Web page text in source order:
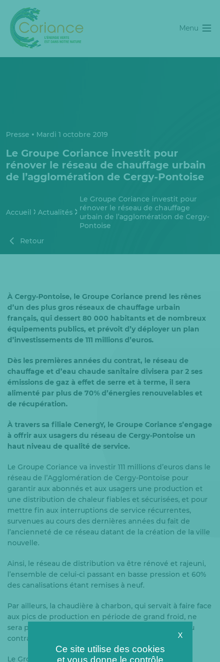
Menu
Presse Mardi 1 octobre 2019
Le Groupe Coriance investit pour
rénover le réseau de chauffage urbain
de l’agglomération de Cergy-Pontoise
Accueil Actualités
Le Groupe Coriance investit pour
rénover le réseau de chauffage
urbain de l’agglomération de Cergy-
Pontoise
Retour
À Cergy-Pontoise, le Groupe Coriance prend les rênes
d’un des plus gros réseaux de chauffage urbain
français, qui dessert 80 000 habitants et de nombreux
équipements publics, et prévoit d’y déployer un plan
d’investissements de 111 millions d’euros.
Dès les premières années du contrat, le réseau de
chauffage et d’eau chaude sanitaire divisera par 2 ses
émissions de gaz à effet de serre et à terme, il sera
alimenté par plus de 70% d’énergies renouvelables et
de récupération.
À travers sa filiale CenergY, le Groupe Coriance s’engage
à offrir aux usagers du réseau de Cergy-Pontoise un
haut niveau de qualité de service.
Le Groupe Coriance va investir 111 millions d’euros dans le
réseau de l’Agglomération de Cergy-Pontoise pour
garantir aux abonnés et aux usagers une production et
une distribution de chaleur fiables et sécurisées, et pour
mettre fin aux interruptions de service récurrentes,
survenues au cours des dernières années du fait de
l’ancienneté de ce réseau datant de la création de la ville
nouvelle.
Ainsi, le réseau de distribution va être rénové et rajeuni,
l’ensemble de celui-ci passant en basse pression et 60%
des canalisations étant remises à neuf.
Par ailleurs, la chaudière à charbon, qui servait à faire face
aux pics de production en période de grand froid, ne
sera pas remise en service dans le cadre du nouveau
contrat qui a pris effet le 30 septembre 2019.
Le Groupe Coriance améliorera la performance
X
Ce site utilise des cookies
et vous donne le contrôle